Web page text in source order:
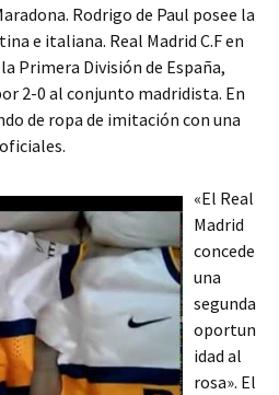
Rodrigo de Paul posee la
e italiana. Real Madrid C.F en
Primera División de España,
2-0 al conjunto madridista. En
de ropa de imitación con una
«El Real
Madrid
concede
una
segunda
oportun
idad al
rosa». El